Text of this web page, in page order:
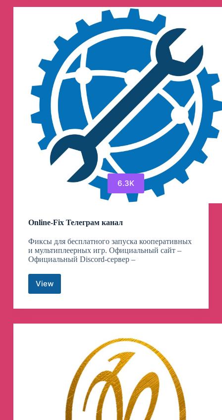
6.3K
Online-Fix Телеграм канал
Фиксы для бесплатного запуска кооперативных
и мультиплеерных игр. Официальный сайт –
Официальный Discord-сервер –
ViewOnline-
Fix
Телеграм